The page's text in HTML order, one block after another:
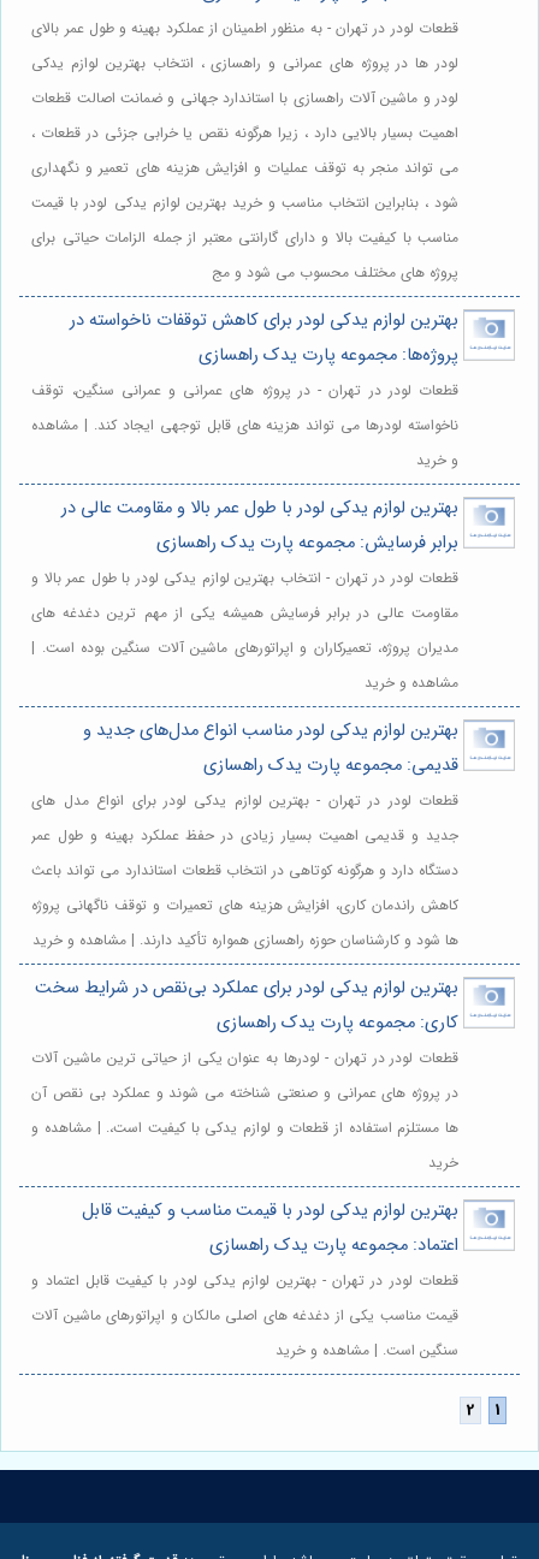
قطعات لودر در تهران - به منظور اطمینان از عملکرد بهینه و طول عمر بالای
لودر ها در پروژه های عمرانی و راهسازی ، انتخاب بهترین لوازم یدکی
لودر و ماشین آلات راهسازی با استاندارد جهانی و ضمانت اصالت قطعات
اهمیت بسیار بالایی دارد ، زیرا هرگونه نقص یا خرابی جزئی در قطعات ،
می تواند منجر به توقف عملیات و افزایش هزینه های تعمیر و نگهداری
شود ، بنابراین انتخاب مناسب و خرید بهترین لوازم یدکی لودر با قیمت
مناسب با کیفیت بالا و دارای گارانتی معتبر از جمله الزامات حیاتی برای
پروژه های مختلف محسوب می شود و مج
بهترین لوازم یدکی لودر برای کاهش توقفات ناخواسته در
پروژه‌ها: مجموعه پارت یدک راهسازی
قطعات لودر در تهران - در پروژه های عمرانی و عمرانی سنگین، توقف
ناخواسته لودرها می تواند هزینه های قابل توجهی ایجاد کند. | مشاهده
و خرید
بهترین لوازم یدکی لودر با طول عمر بالا و مقاومت عالی در
برابر فرسایش: مجموعه پارت یدک راهسازی
قطعات لودر در تهران - انتخاب بهترین لوازم یدکی لودر با طول عمر بالا و
مقاومت عالی در برابر فرسایش همیشه یکی از مهم ترین دغدغه های
مدیران پروژه، تعمیرکاران و اپراتورهای ماشین آلات سنگین بوده است. |
مشاهده و خرید
بهترین لوازم یدکی لودر مناسب انواع مدل‌های جدید و
قدیمی: مجموعه پارت یدک راهسازی
قطعات لودر در تهران - بهترین لوازم یدکی لودر برای انواع مدل های
جدید و قدیمی اهمیت بسیار زیادی در حفظ عملکرد بهینه و طول عمر
دستگاه دارد و هرگونه کوتاهی در انتخاب قطعات استاندارد می تواند باعث
کاهش راندمان کاری، افزایش هزینه های تعمیرات و توقف ناگهانی پروژه
ها شود و کارشناسان حوزه راهسازی همواره تأکید دارند. | مشاهده و خرید
بهترین لوازم یدکی لودر برای عملکرد بی‌نقص در شرایط سخت
کاری: مجموعه پارت یدک راهسازی
قطعات لودر در تهران - لودرها به عنوان یکی از حیاتی ترین ماشین آلات
در پروژه های عمرانی و صنعتی شناخته می شوند و عملکرد بی نقص آن
ها مستلزم استفاده از قطعات و لوازم یدکی با کیفیت است،. | مشاهده و
خرید
بهترین لوازم یدکی لودر با قیمت مناسب و کیفیت قابل
اعتماد: مجموعه پارت یدک راهسازی
قطعات لودر در تهران - بهترین لوازم یدکی لودر با کیفیت قابل اعتماد و
قیمت مناسب یکی از دغدغه های اصلی مالکان و اپراتورهای ماشین آلات
سنگین است. | مشاهده و خرید